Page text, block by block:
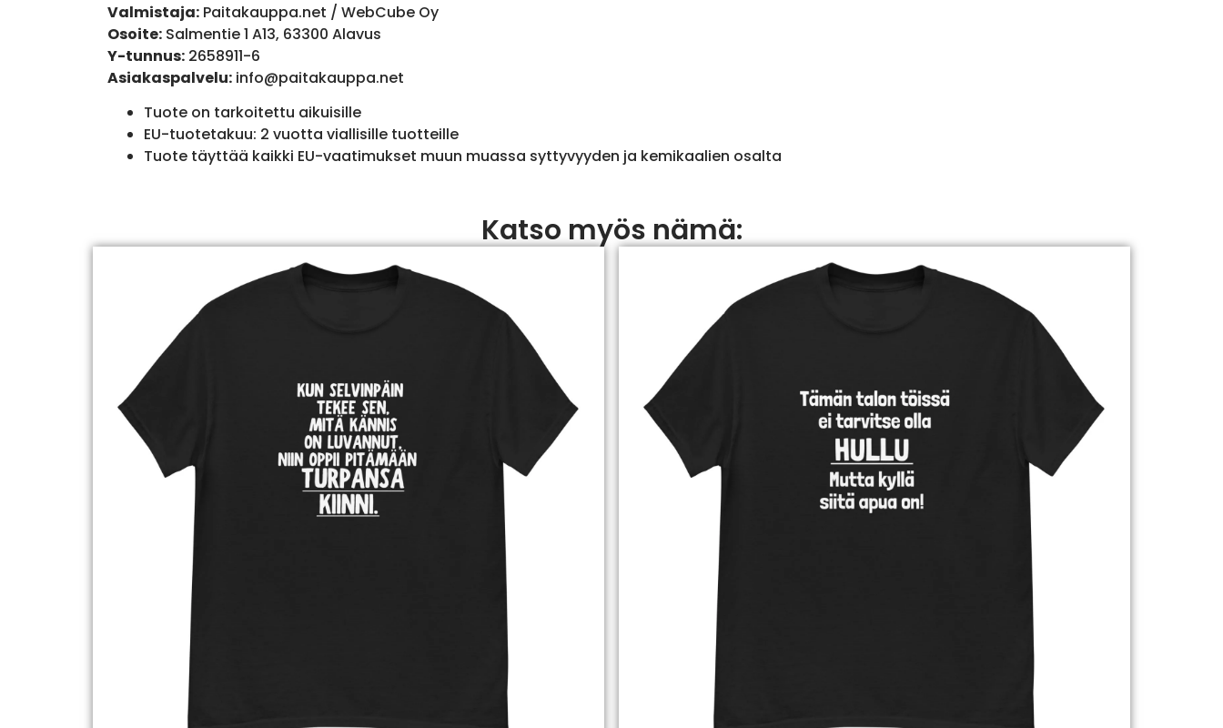
Valmistaja:Paitakauppa.net / WebCube Oy
Osoite:Salmentie 1 A13, 63300 Alavus
Y-tunnus:2658911-6
Asiakaspalvelu: info@paitakauppa.net
Tuote on tarkoitettu aikuisille
EU-tuotetakuu: 2 vuotta viallisille tuotteille
Tuote täyttää kaikki EU-vaatimukset muun muassa syttyvyyden ja kemikaalien osalta
Katso myös nämä: